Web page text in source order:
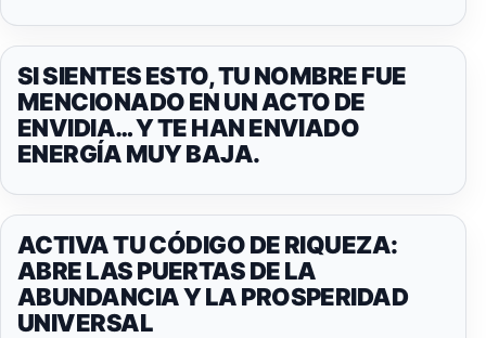
SI SIENTES ESTO, TU NOMBRE FUE
MENCIONADO EN UN ACTO DE
ENVIDIA… Y TE HAN ENVIADO
ENERGÍA MUY BAJA.
ACTIVA TU CÓDIGO DE RIQUEZA:
ABRE LAS PUERTAS DE LA
ABUNDANCIA Y LA PROSPERIDAD
UNIVERSAL